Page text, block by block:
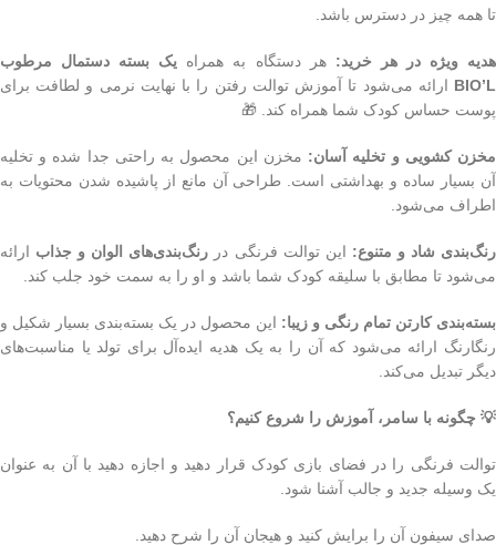
تا همه چیز در دسترس باشد.
هدیه ویژه در هر خرید: هر دستگاه به همراه یک بسته دستمال مرطوب
BIO’L ارائه می‌شود تا آموزش توالت رفتن را با نهایت نرمی و لطافت برای
پوست حساس کودک شما همراه کند. 🎁
مخزن کشویی و تخلیه آسان: مخزن این محصول به راحتی جدا شده و تخلیه
آن بسیار ساده و بهداشتی است. طراحی آن مانع از پاشیده شدن محتویات به
اطراف می‌شود.
رنگ‌بندی شاد و متنوع: این توالت فرنگی در رنگ‌بندی‌های الوان و جذاب ارائه
می‌شود تا مطابق با سلیقه کودک شما باشد و او را به سمت خود جلب کند.
بسته‌بندی کارتن تمام رنگی و زیبا: این محصول در یک بسته‌بندی بسیار شکیل و
رنگارنگ ارائه می‌شود که آن را به یک هدیه ایده‌آل برای تولد یا مناسبت‌های
دیگر تبدیل می‌کند.
💡 چگونه با سامر، آموزش را شروع کنیم؟
توالت فرنگی را در فضای بازی کودک قرار دهید و اجازه دهید با آن به عنوان
یک وسیله جدید و جالب آشنا شود.
صدای سیفون آن را برایش کنید و هیجان آن را شرح دهید.